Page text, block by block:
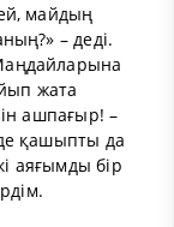
майдың
– деді.
жата
ашпағыр! –
қашыпты да
аяғымды бір